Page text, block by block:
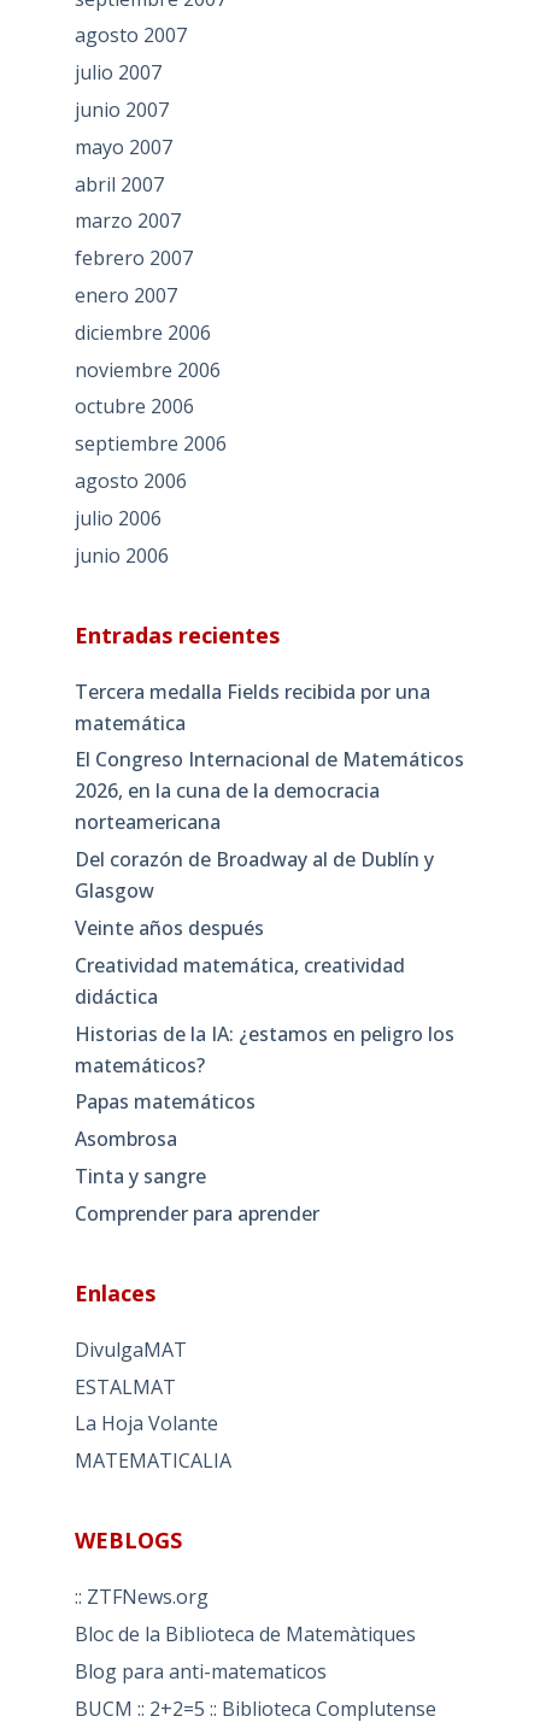
agosto 2007
julio 2007
junio 2007
mayo 2007
abril 2007
marzo 2007
febrero 2007
enero 2007
diciembre 2006
noviembre 2006
octubre 2006
septiembre 2006
agosto 2006
julio 2006
junio 2006
Entradas recientes
Tercera medalla Fields recibida por una
matemática
El Congreso Internacional de Matemáticos
2026, en la cuna de la democracia
norteamericana
Del corazón de Broadway al de Dublín y
Glasgow
Veinte años después
Creatividad matemática, creatividad
didáctica
Historias de la IA: ¿estamos en peligro los
matemáticos?
Papas matemáticos
Asombrosa
Tinta y sangre
Comprender para aprender
Enlaces
DivulgaMAT
ESTALMAT
La Hoja Volante
MATEMATICALIA
WEBLOGS
:: ZTFNews.org
Bloc de la Biblioteca de Matemàtiques
Blog para anti-matematicos
BUCM :: 2+2=5 :: Biblioteca Complutense